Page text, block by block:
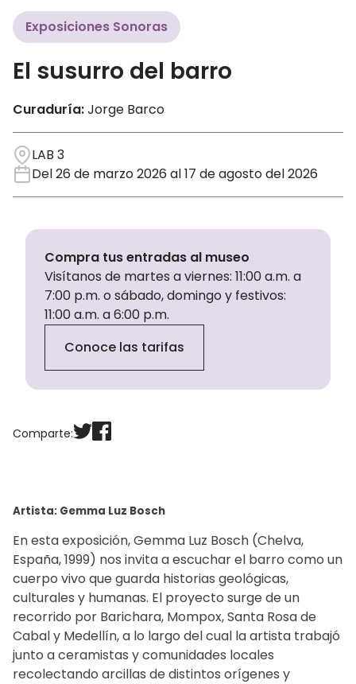
Exposiciones Sonoras
El susurro del barro
Curaduría:Jorge Barco
LAB 3
Del 26 de marzo 2026 al 17 de agosto del 2026
Compra tus entradas al museo
Visítanos de martes a viernes: 11:00 a.m. a
7:00 p.m. o sábado, domingo y festivos:
11:00 a.m. a 6:00 p.m.
Conoce las tarifas
Comparte:
Artista: Gemma Luz Bosch
En esta exposición, Gemma Luz Bosch (Chelva,
España, 1999) nos invita a escuchar el barro como un
cuerpo vivo que guarda historias geológicas,
culturales y humanas. El proyecto surge de un
recorrido por Barichara, Mompox, Santa Rosa de
Cabal y Medellín, a lo largo del cual la artista trabajó
junto a ceramistas y comunidades locales
recolectando arcillas de distintos orígenes y